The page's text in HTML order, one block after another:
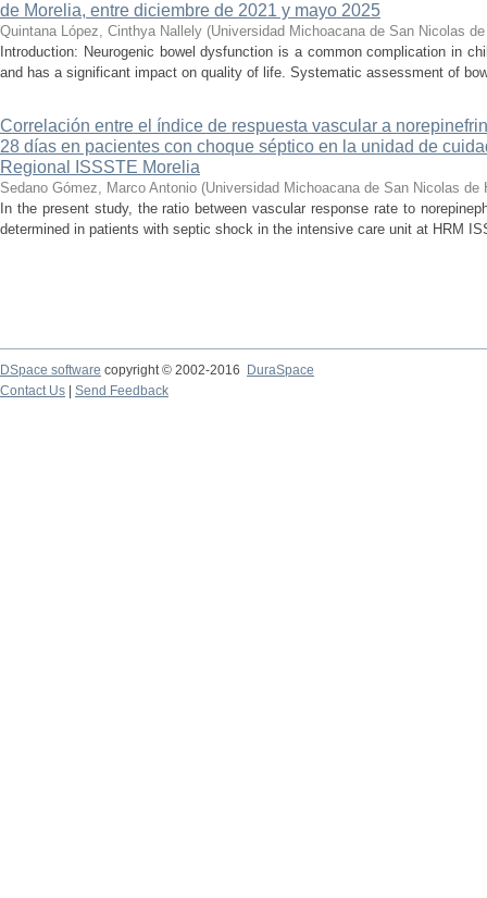
de Morelia, entre diciembre de 2021 y mayo 2025
Quintana López, Cinthya Nallely (Universidad Michoacana de San Nicolas
Introduction: Neurogenic bowel dysfunction is a common complication in
and has a significant impact on quality of life. Systematic assessment of
Correlación entre el índice de respuesta vascular a
28 días en pacientes con choque séptico en la unidad de
Regional ISSSTE Morelia
Sedano Gómez, Marco Antonio (Universidad Michoacana de San Nicolas de
In the present study, the ratio between vascular response rate to
determined in patients with septic shock in the intensive care unit at HRM
DSpace software copyright © 2002-2016
DuraSpace
Contact Us
Send Feedback